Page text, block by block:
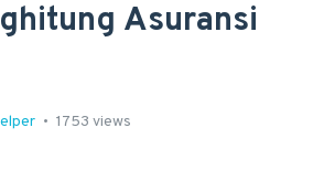
Asuransi
1753 views